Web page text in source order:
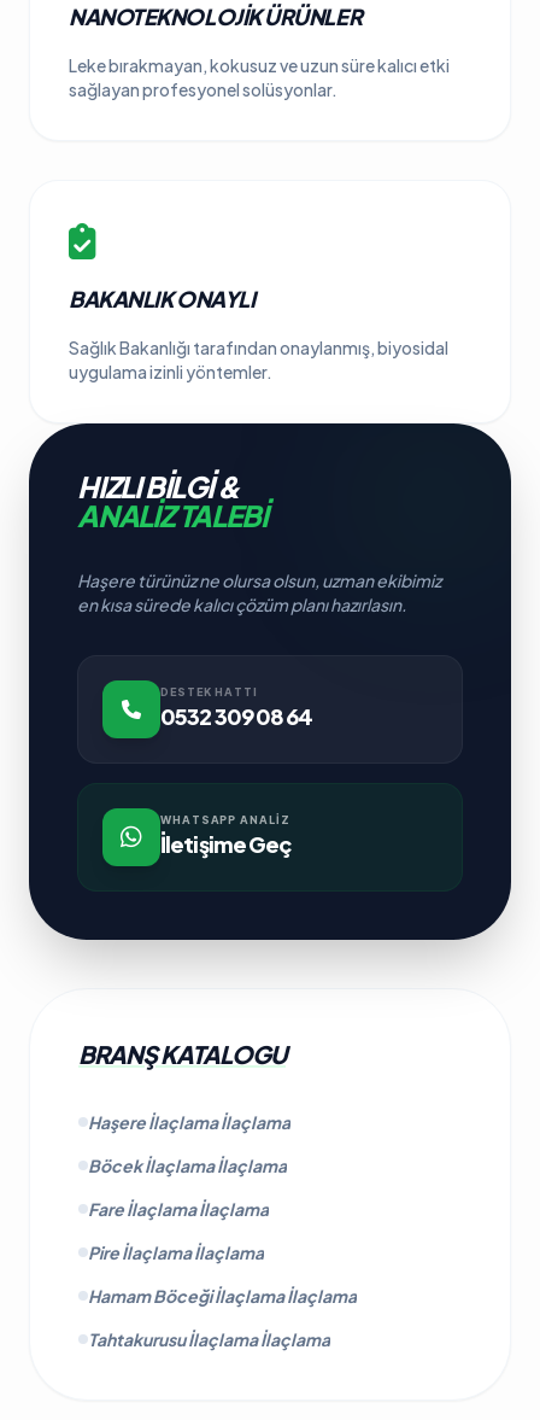
NANOTEKNOLOJIK ÜRÜNLER
Leke bırakmayan, kokusuz ve uzun süre kalıcı etki
sağlayan profesyonel solüsyonlar.
BAKANLIK ONAYLI
Sağlık Bakanlığı tarafından onaylanmış, biyosidal
uygulama izinli yöntemler.
HIZLI BILGI &
ANALIZ TALEBI
Haşere türünüz ne olursa olsun, uzman ekibimiz
en kısa sürede kalıcı çözüm planı hazırlasın.
DESTEK HATTI
0532 309 08 64
WHATSAPP ANALIZ
İletişime Geç
BRANŞ KATALOGU
Haşere İlaçlama İlaçlama
Böcek İlaçlama İlaçlama
Fare İlaçlama İlaçlama
Pire İlaçlama İlaçlama
Hamam Böceği İlaçlama İlaçlama
Tahtakurusu İlaçlama İlaçlama